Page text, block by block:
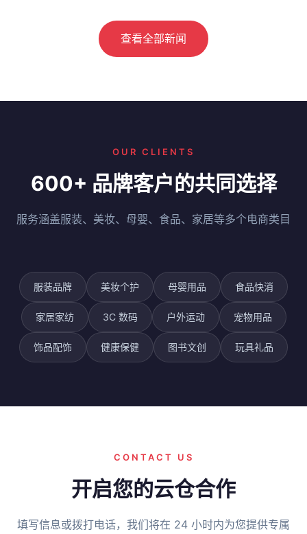
查看全部新闻
OUR CLIENTS
600+ 品牌客户的共同选择
服务涵盖服装、美妆、母婴、食品、家居等多个电商类目
服装品牌 美妆个护 母婴用品 食品快消
家居家纺 3C 数码 户外运动 宠物用品
饰品配饰 健康保健 图书文创 玩具礼品
CONTACT US
开启您的云仓合作
填写信息或拨打电话，我们将在 24 小时内为您提供专属